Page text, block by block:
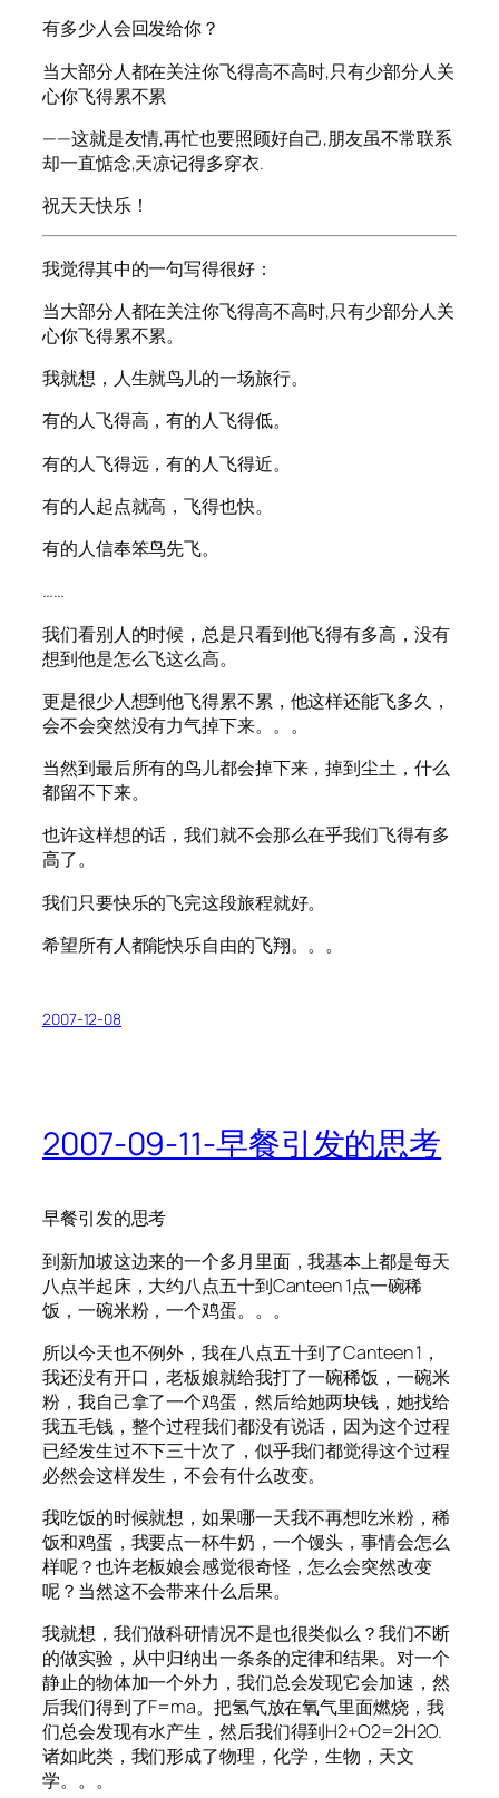
有多少人会回发给你？
当大部分人都在关注你飞得高不高时,只有少部分人关
心你飞得累不累
——这就是友情,再忙也要照顾好自己,朋友虽不常联系
却一直惦念,天凉记得多穿衣.
祝天天快乐！
我觉得其中的一句写得很好：
当大部分人都在关注你飞得高不高时,只有少部分人关
心你飞得累不累。
我就想，人生就鸟儿的一场旅行。
有的人飞得高，有的人飞得低。
有的人飞得远，有的人飞得近。
有的人起点就高，飞得也快。
有的人信奉笨鸟先飞。
……
我们看别人的时候，总是只看到他飞得有多高，没有
想到他是怎么飞这么高。
更是很少人想到他飞得累不累，他这样还能飞多久，
会不会突然没有力气掉下来。。。
当然到最后所有的鸟儿都会掉下来，掉到尘土，什么
都留不下来。
也许这样想的话，我们就不会那么在乎我们飞得有多
高了。
我们只要快乐的飞完这段旅程就好。
希望所有人都能快乐自由的飞翔。。。
2007-12-08
2007-09-11-早餐引发的思考
早餐引发的思考
到新加坡这边来的一个多月里面，我基本上都是每天
八点半起床，大约八点五十到Canteen 1点一碗稀
饭，一碗米粉，一个鸡蛋。。。
所以今天也不例外，我在八点五十到了Canteen 1，
我还没有开口，老板娘就给我打了一碗稀饭，一碗米
粉，我自己拿了一个鸡蛋，然后给她两块钱，她找给
我五毛钱，整个过程我们都没有说话，因为这个过程
已经发生过不下三十次了，似乎我们都觉得这个过程
必然会这样发生，不会有什么改变。
我吃饭的时候就想，如果哪一天我不再想吃米粉，稀
饭和鸡蛋，我要点一杯牛奶，一个馒头，事情会怎么
样呢？也许老板娘会感觉很奇怪，怎么会突然改变
呢？当然这不会带来什么后果。
我就想，我们做科研情况不是也很类似么？我们不断
的做实验，从中归纳出一条条的定律和结果。对一个
静止的物体加一个外力，我们总会发现它会加速，然
后我们得到了F=ma。把氢气放在氧气里面燃烧，我
们总会发现有水产生，然后我们得到H2+O2=2H2O.
诸如此类，我们形成了物理，化学，生物，天文
学。。。